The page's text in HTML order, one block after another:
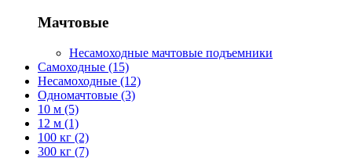
Мачтовые
Несамоходные мачтовые подъемники
Самоходные (15)
Несамоходные (12)
Одномачтовые (3)
10 м (5)
12 м (1)
100 кг (2)
300 кг (7)